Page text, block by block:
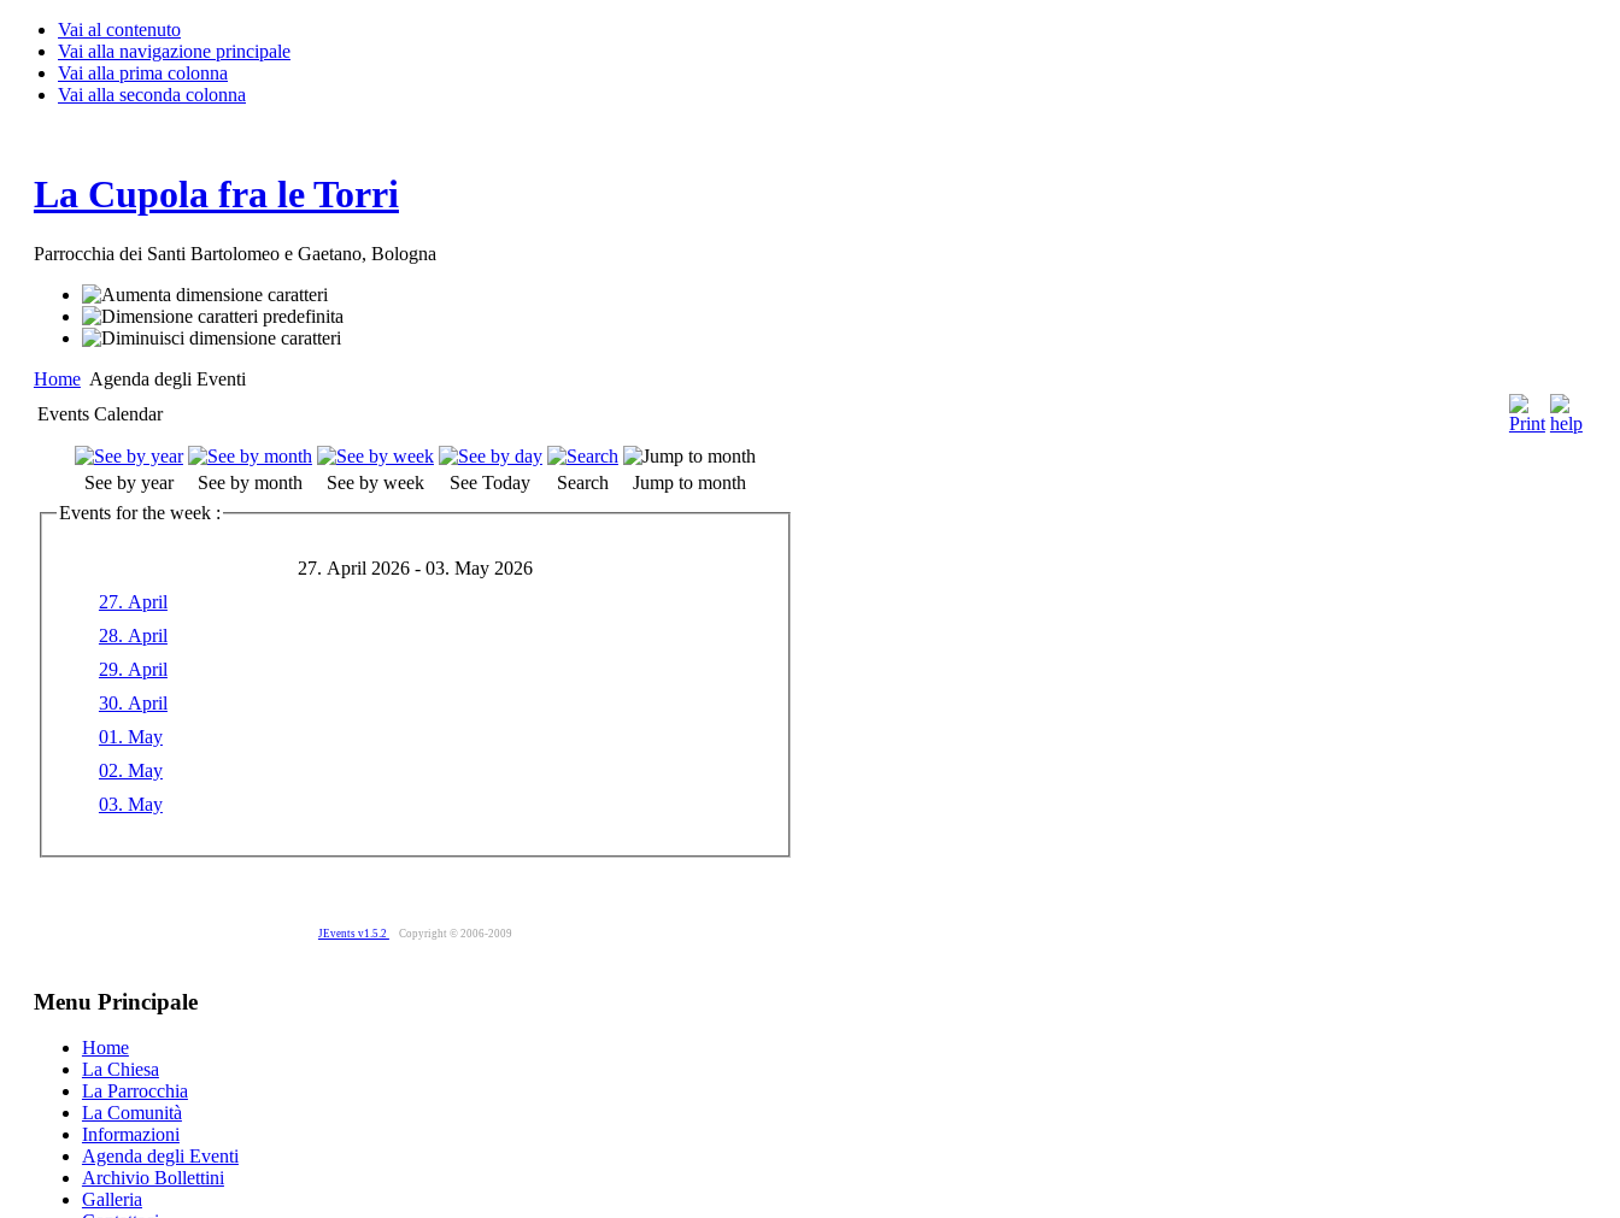
Vai al contenuto
Vai alla navigazione principale
Vai alla prima colonna
Vai alla seconda colonna
La Cupola fra le Torri
Parrocchia dei Santi Bartolomeo e Gaetano, Bologna
Home Agenda degli Eventi
Events Calendar
See by year See by month See by week See Today Search
Jump to month
Events for the week :
27. April 2026 - 03. May 2026
27. April
28. April
29. April
30. April
01. May
02. May
03. May
JEvents v1.5.2 Copyright © 2006-2009
Menu Principale
Home
La Chiesa
La Parrocchia
La Comunità
Informazioni
Agenda degli Eventi
Archivio Bollettini
Galleria